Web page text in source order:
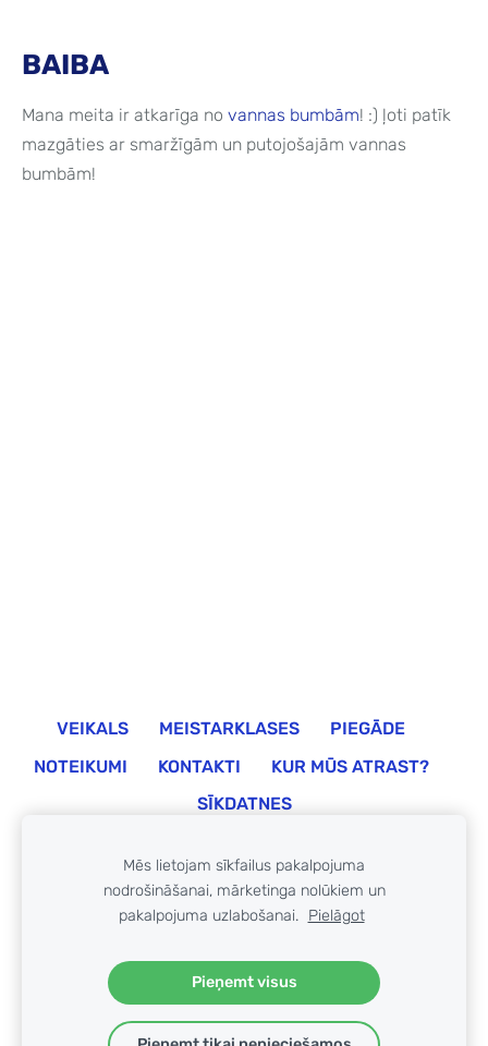
BAIBA
Mana meita ir atkarīga no vannas bumbām! :) ļoti patīk
mazgāties ar smaržīgām un putojošajām vannas
bumbām!
VEIKALS MEISTARKLASES
PIEGĀDE
NOTEIKUMI
KONTAKTI
KUR MŪS ATRAST?
SĪKDATNES
©ZABi 2026
Mēs lietojam sīkfailus pakalpojuma
nodrošināšanai, mārketinga nolūkiem un
pakalpojuma uzlabošanai. Pielāgot
Pieņemt visus